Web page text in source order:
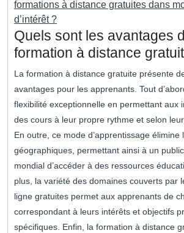
formations à distance gratuites dans
d’intérêt ?
Quels sont les avantages
formation à distance
La formation à distance gratuite présente
avantages pour les apprenants. Tout
flexibilité exceptionnelle en permettant aux
des cours à leur propre rythme et selon
En outre, ce mode d’apprentissage élimine
géographiques, permettant ainsi à un
mondial d’accéder à des ressources
plus, la variété des domaines couverts par
ligne gratuites permet aux apprenants de
correspondant à leurs intérêts et objectifs
spécifiques. Enfin, la formation à distance